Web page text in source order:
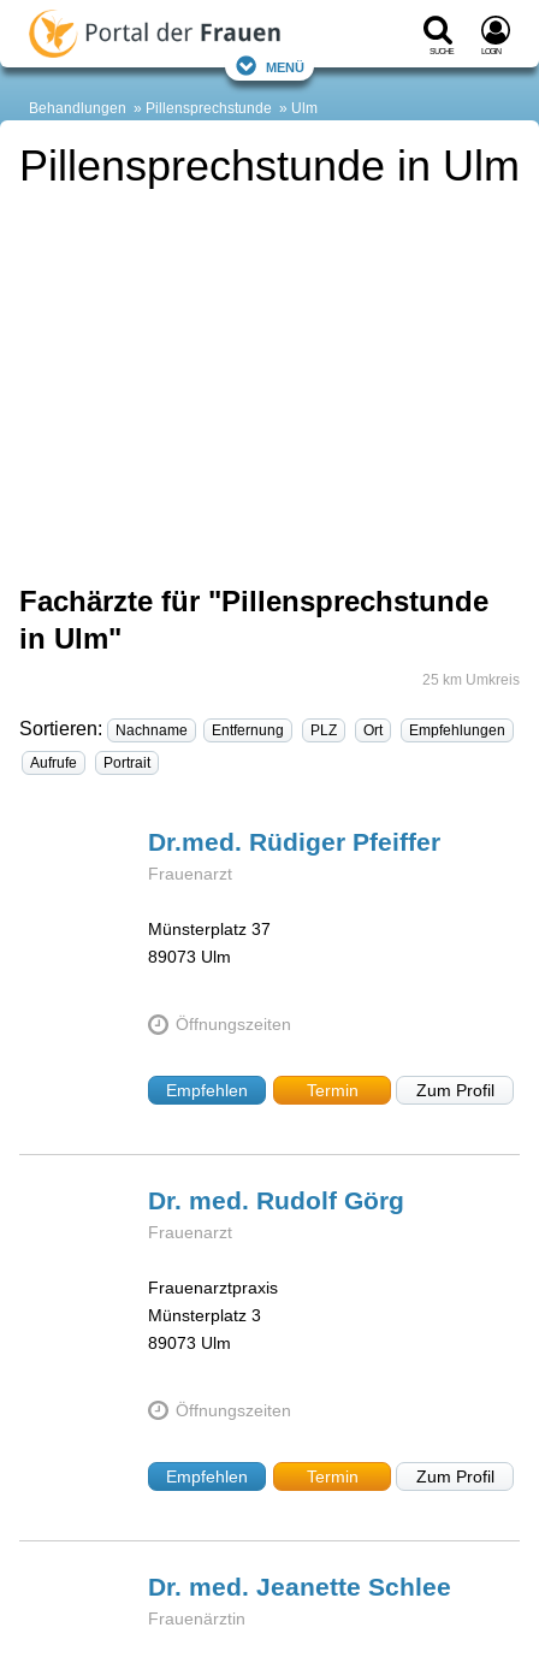
Suche Login
Menü
Behandlungen Pillensprechstunde Ulm
Pillensprechstunde in Ulm
Fachärzte für "Pillensprechstunde
in Ulm"
25 km Umkreis
Sortieren: Nachname Entfernung PLZ Ort
Empfehlungen
Aufrufe
Portrait
Dr.med. Rüdiger Pfeiffer
Frauenarzt
Münsterplatz 37
89073 Ulm
Öffnungszeiten
Empfehlen Termin Zum Profil
Dr. med. RudolfGörg
Frauenarzt
Frauenarztpraxis
Münsterplatz 3
89073 Ulm
Öffnungszeiten
Empfehlen Termin Zum Profil
Dr. med. JeanetteSchlee
Frauenärztin